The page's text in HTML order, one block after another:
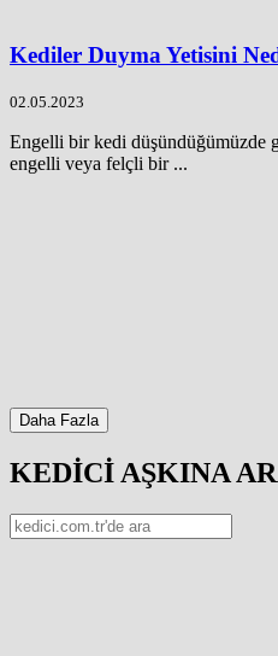
Kediler Duyma Yetisini
02.05.2023
Engelli bir kedi düşündüğümüzde
engelli veya felçli bir ...
Daha Fazla
KEDİCİ AŞKINA